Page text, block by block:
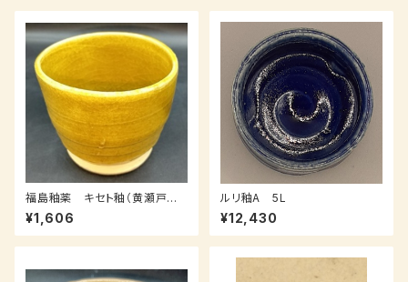
福島釉薬 キセト釉（黄瀬戸
釉）：1ｋｇ（受注後0～3週間）
¥1,606
ルリ釉A 5L
¥12,430